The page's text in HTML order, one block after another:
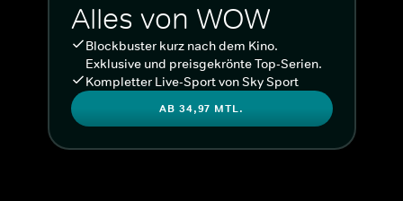
Alles von WOW
Blockbuster kurz nach dem Kino.
Exklusive und preisgekrönte Top-Serien.
Kompletter Live-Sport von Sky Sport
AB 34,97 MTL.